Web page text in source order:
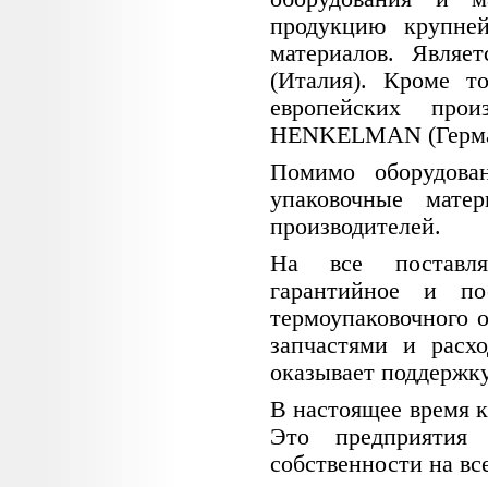
продукцию
материалов.
(Италия). Кроме
европейских
HENKELMAN
Помимо
упаковочные
производителей.
На все
гарантийное и
термоупаковочного
запчастями и
оказывает
В настоящее время
Это
собственности на